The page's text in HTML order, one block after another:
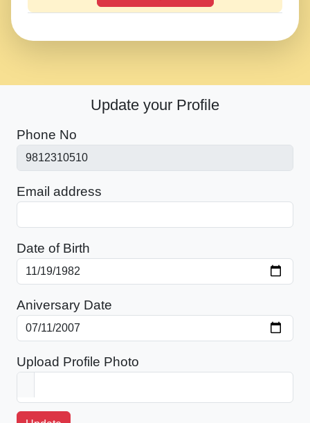
Update your Profile
Phone No
Email address
Date of Birth
Aniversary Date
Upload Profile Photo